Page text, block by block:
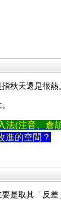
秋天還是很熱
法(注音、倉
進的空間？
是取其「反